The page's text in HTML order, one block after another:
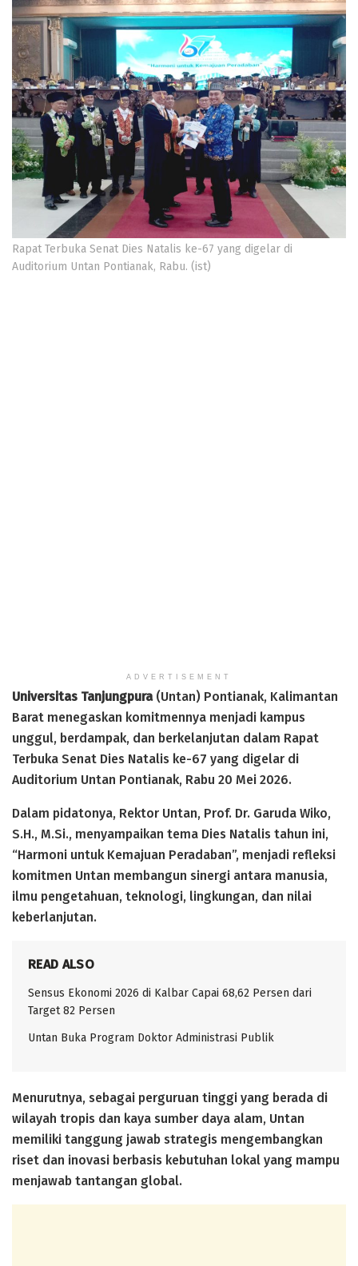
Rapat Terbuka Senat Dies Natalis ke-67 yang digelar di
Auditorium Untan Pontianak, Rabu. (ist)
ADVERTISEMENT
Universitas Tanjungpura(Untan) Pontianak, Kalimantan
Barat menegaskan komitmennya menjadi kampus
unggul, berdampak, dan berkelanjutan dalam Rapat
Terbuka Senat Dies Natalis ke-67 yang digelar di
Auditorium Untan Pontianak, Rabu 20 Mei 2026.
Dalam pidatonya, Rektor Untan, Prof. Dr. Garuda Wiko,
S.H., M.Si., menyampaikan tema Dies Natalis tahun ini,
“Harmoni untuk Kemajuan Peradaban”, menjadi refleksi
komitmen Untan membangun sinergi antara manusia,
ilmu pengetahuan, teknologi, lingkungan, dan nilai
keberlanjutan.
READ ALSO
Sensus Ekonomi 2026 di Kalbar Capai 68,62 Persen dari
Target 82 Persen
Untan Buka Program Doktor Administrasi Publik
Menurutnya, sebagai perguruan tinggi yang berada di
wilayah tropis dan kaya sumber daya alam, Untan
memiliki tanggung jawab strategis mengembangkan
riset dan inovasi berbasis kebutuhan lokal yang mampu
menjawab tantangan global.